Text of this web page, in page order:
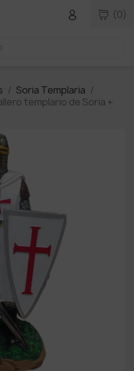
(0)
Soria Templaria
templario de Soria +